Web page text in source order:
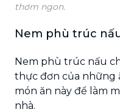
thơm ngon.
Nem phù trúc
Nem phù trúc nấu
thực đơn của những
món ăn này để làm
nhà.